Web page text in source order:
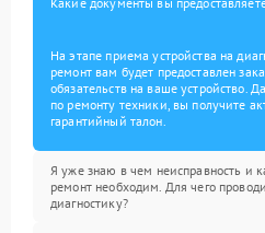
На этапе приема устройства на
ремонт вам будет предоставлен
обязательств на ваше устройство.
по ремонту техники, вы получите
гарантийный талон.
Я уже знаю в чем неисправность и
ремонт необходим. Для чего
диагностику?